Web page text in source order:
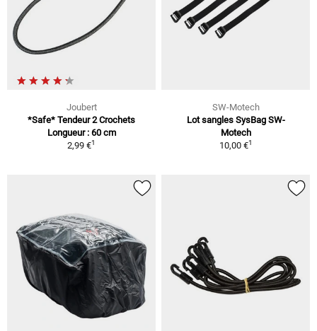
Joubert
*Safe* Tendeur 2 Crochets
Longueur : 60 cm
2,99 €1
SW-Motech
Lot sangles SysBag SW-
Motech
10,00 €1